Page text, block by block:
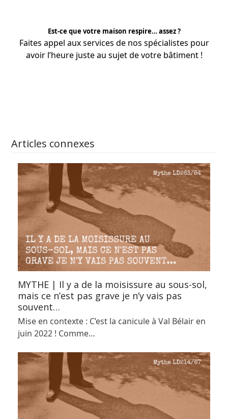
Est-ce que votre maison respire… assez ?
Faites appel aux services de nos spécialistes pour
avoir l’heure juste au sujet de votre bâtiment !
Articles connexes
MYTHE | Il y a de la moisissure au sous-sol,
mais ce n’est pas grave je n’y vais pas
souvent…
Mise en contexte : C’est la canicule à Val Bélair en
juin 2022 ! Comme…